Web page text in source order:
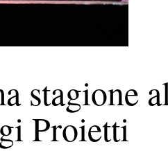
stagione
Proietti